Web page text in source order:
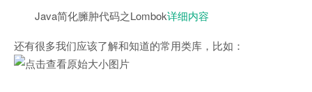
Java简化臃肿代码之Lombok详细内容
还有很多我们应该了解和知道的常用类库，比如：